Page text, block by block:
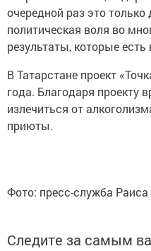
очередной раз это только
политическая воля во
результаты, которые
В Татарстане проект
года. Благодаря проекту
излечиться от
приюты.
Фото: пресс-служба
Следите за самым